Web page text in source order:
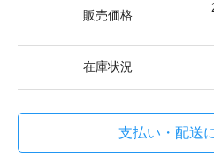
販売価格
在庫状況
支払い・配送